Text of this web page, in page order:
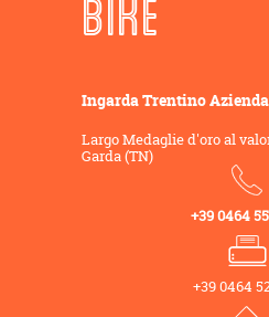
BIKE
Ingarda Trentino
Largo Medaglie d'oro al
Garda (TN)
+39 0464
+39 0464